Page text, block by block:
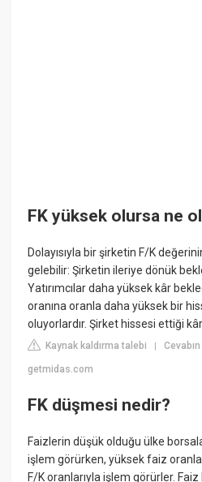
FK yüksek olursa ne
Dolayısıyla bir şirketin F/K
gelebilir: Şirketin ileriye dönük
Yatırımcılar daha yüksek kâr
oranına oranla daha yüksek bir
oluyorlardır. Şirket hissesi ettiği
Kaynak kaldırma talebi |
getmidas.com
FK düşmesi nedir?
Faizlerin düşük olduğu ülke
işlem görürken, yüksek faiz
F/K oranlarıyla işlem görürler.